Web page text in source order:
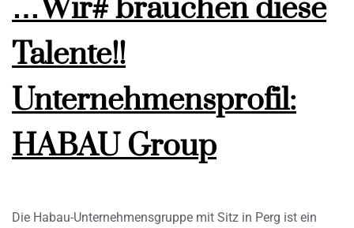
…Wir# brauchen diese
Talente!!
Unternehmensprofil:
HABAU Group
Die Habau-Unternehmensgruppe mit Sitz in Perg ist ein